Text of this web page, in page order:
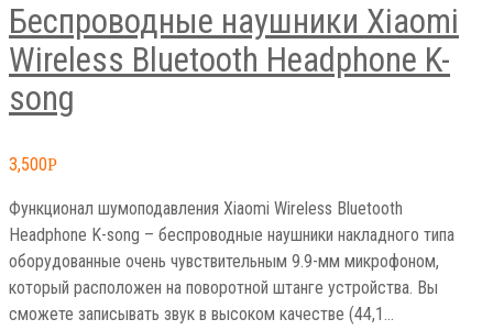
Беспроводные наушники Xiaomi
Wireless Bluetooth Headphone K-
song
3,500Р
Функционал шумоподавления Xiaomi Wireless Bluetooth
Headphone K-song – беспроводные наушники накладного типа
оборудованные очень чувствительным 9.9-мм микрофоном,
который расположен на поворотной штанге устройства. Вы
сможете записывать звук в высоком качестве (44,1…